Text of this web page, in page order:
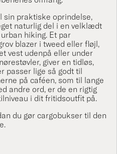
praktiske oprindelse,
naturlig del i en velklædt
hiking. Et par
blazer i tweed eller fløjl,
vest udenpå eller under
, giver en tidløs,
passer lige så godt til
på caféen, som til lange
andre ord, er de en rigtig
i dit fritidsoutfit på.
du gør cargobukser til den
.